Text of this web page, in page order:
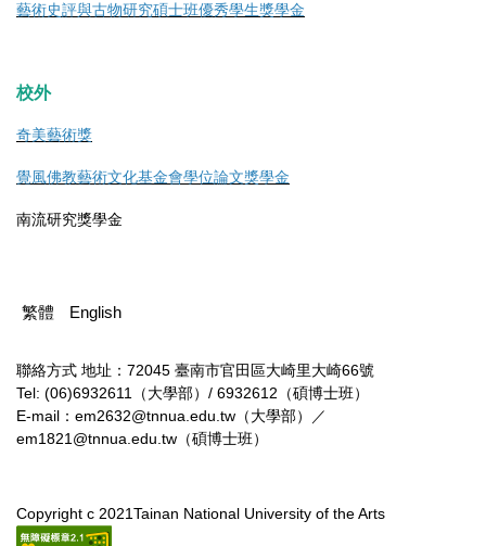
藝術史評與古物研究碩士班優秀學生獎學金
校外
奇美藝術獎
覺風佛教藝術文化基金會學位論文獎學金
南流研究獎學金
繁體 English
聯絡方式 地址：72045 臺南市官田區大崎里大崎66號
Tel: (06)6932611（大學部）/ 6932612（碩博士班）
E-mail：em2632@tnnua.edu.tw（大學部）／
em1821@tnnua.edu.tw（碩博士班）
Copyright c 2021Tainan National University of the Arts